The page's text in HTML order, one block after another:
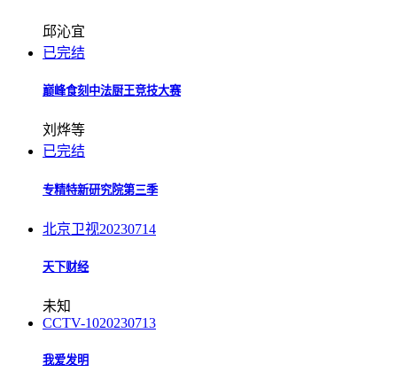
邱沁宜
已完结
巅峰食刻中法厨王竞技大赛
刘烨等
已完结
专精特新研究院第三季
北京卫视20230714
天下财经
未知
CCTV-1020230713
我爱发明